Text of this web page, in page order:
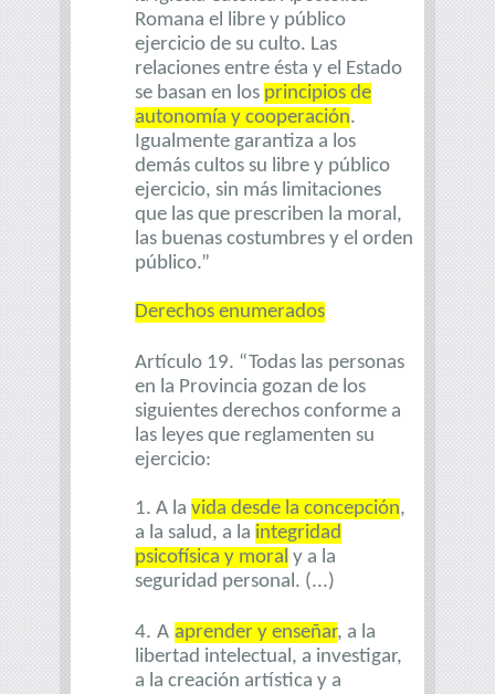
Romana el libre y público
ejercicio de su culto. Las
relaciones entre ésta y el Estado
se basan en los principios de
autonomía y cooperación.
Igualmente garantiza a los
demás cultos su libre y público
ejercicio, sin más limitaciones
que las que prescriben la moral,
las buenas costumbres y el orden
público.”
Derechos enumerados
Artículo 19. “Todas las personas
en la Provincia gozan de los
siguientes derechos conforme a
las leyes que reglamenten su
ejercicio:
1. A la vida desde la concepción,
a la salud, a la integridad
psicofísica y moral y a la
seguridad personal. (...)
4. A aprender y enseñar, a la
libertad intelectual, a investigar,
a la creación artística y a